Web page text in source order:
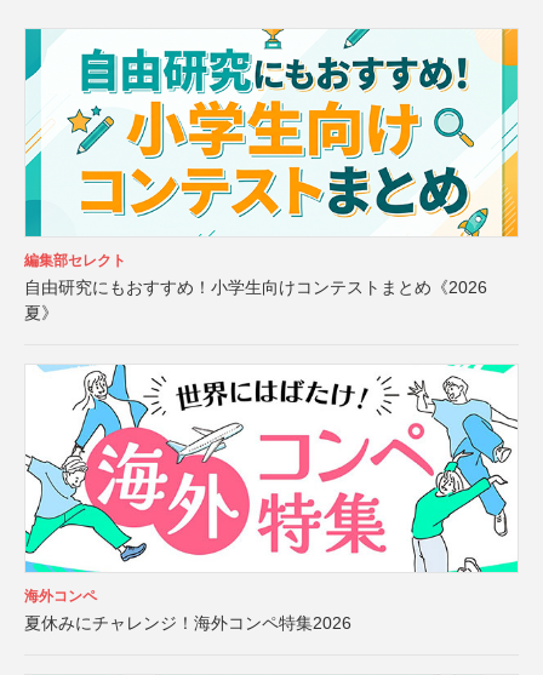
編集部セレクト
自由研究にもおすすめ！小学生向けコンテストまとめ《2026
夏》
海外コンペ
夏休みにチャレンジ！海外コンペ特集2026